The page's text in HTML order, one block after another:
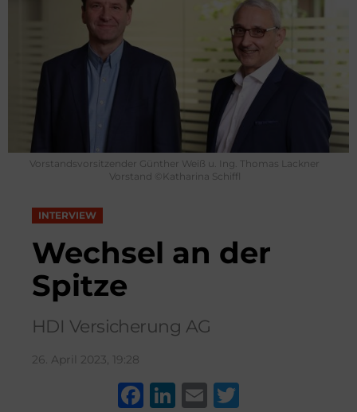
Vorstandsvorsitzender Günther Weiß u. Ing. Thomas Lackner
Vorstand ©Katharina Schiffl
INTERVIEW
Wechsel an der
Spitze
HDI Versicherung AG
26. April 2023, 19:28
F
Li
E